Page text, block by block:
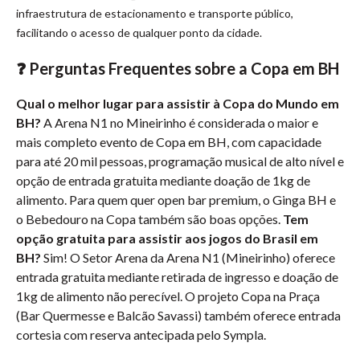
infraestrutura de estacionamento e transporte público,
facilitando o acesso de qualquer ponto da cidade.
❓ Perguntas Frequentes sobre a Copa em BH
Qual o melhor lugar para assistir à Copa do Mundo em
BH? A Arena N1 no Mineirinho é considerada o maior e
mais completo evento de Copa em BH, com capacidade
para até 20 mil pessoas, programação musical de alto nível e
opção de entrada gratuita mediante doação de 1kg de
alimento. Para quem quer open bar premium, o Ginga BH e
o Bebedouro na Copa também são boas opções. Tem
opção gratuita para assistir aos jogos do Brasil em
BH? Sim! O Setor Arena da Arena N1 (Mineirinho) oferece
entrada gratuita mediante retirada de ingresso e doação de
1kg de alimento não perecível. O projeto Copa na Praça
(Bar Quermesse e Balcão Savassi) também oferece entrada
cortesia com reserva antecipada pelo Sympla.